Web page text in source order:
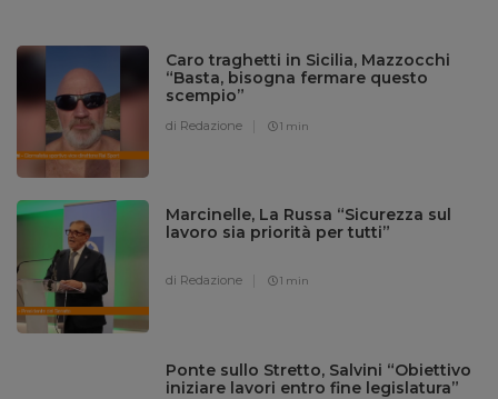
Caro traghetti in Sicilia, Mazzocchi
“Basta, bisogna fermare questo
scempio”
di Redazione 1 min
Marcinelle, La Russa “Sicurezza sul
lavoro sia priorità per tutti”
di Redazione 1 min
Ponte sullo Stretto, Salvini “Obiettivo
iniziare lavori entro fine legislatura”